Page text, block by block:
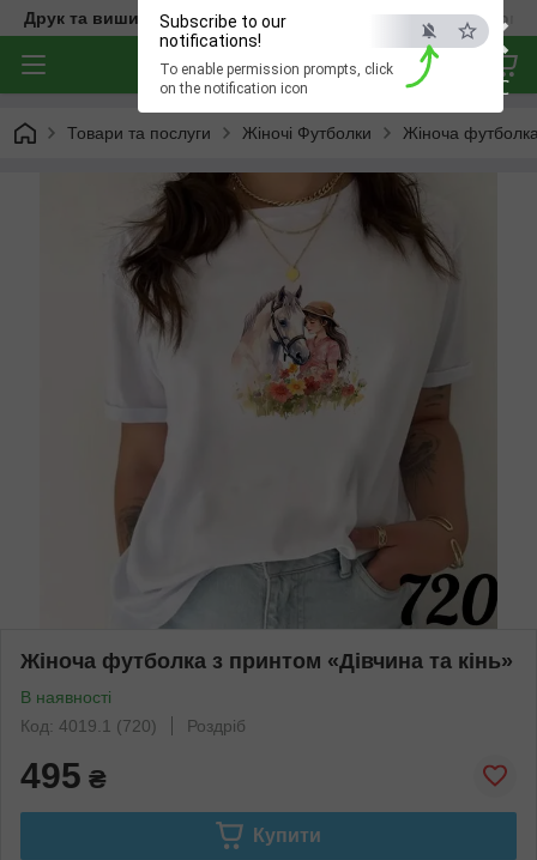
×
ESC
Subscribe to our
notifications!
To enable permission prompts, click
on the notification icon
Друк та вишивка на одязі — створюємо речі з характером
Товари та послуги Жіночі Футболки Жіноча
Жіноча футболка з принтом «Дівчина та кінь»
В наявності
Код: 4019.1 (720)
Роздріб
495 ₴
Купити